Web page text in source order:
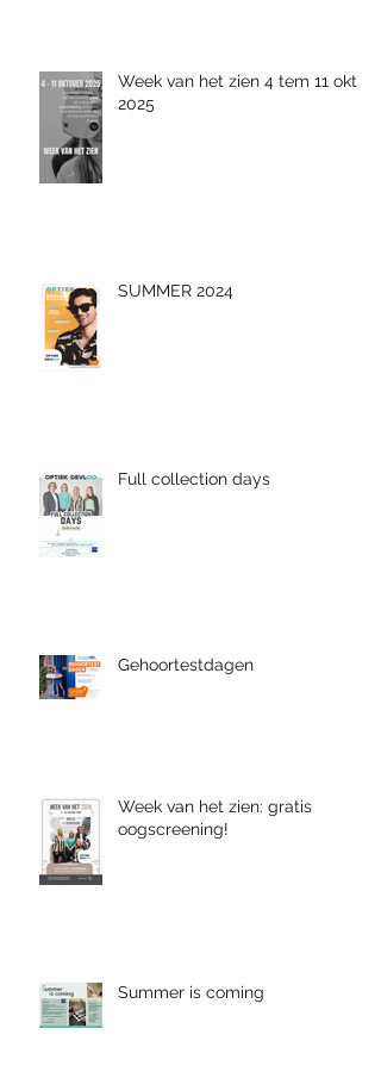
Week van het zien 4 tem 11 okt
2025
SUMMER 2024
Full collection days
Gehoortestdagen
Week van het zien: gratis
oogscreening!
Summer is coming